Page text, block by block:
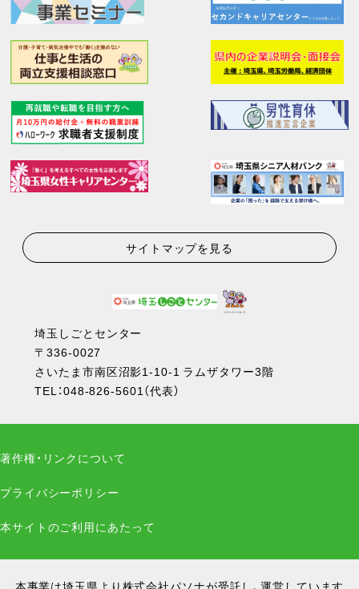
サイトマップを見る
埼玉しごとセンター
〒336-0027
さいたま市南区沼影1-10-1 ラムザタワー3階
TEL：048-826-5601（代表）
著作権・リンクについて
プライバシーポリシー
本サイトのご利用にあたって